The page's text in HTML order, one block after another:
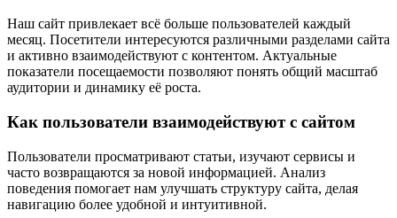
Наш сайт привлекает всё больше пользователей каждый
месяц. Посетители интересуются различными разделами сайта
и активно взаимодействуют с контентом. Актуальные
показатели посещаемости позволяют понять общий масштаб
аудитории и динамику её роста.
Как пользователи взаимодействуют с сайтом
Пользователи просматривают статьи, изучают сервисы и
часто возвращаются за новой информацией. Анализ
поведения помогает нам улучшать структуру сайта, делая
навигацию более удобной и интуитивной.